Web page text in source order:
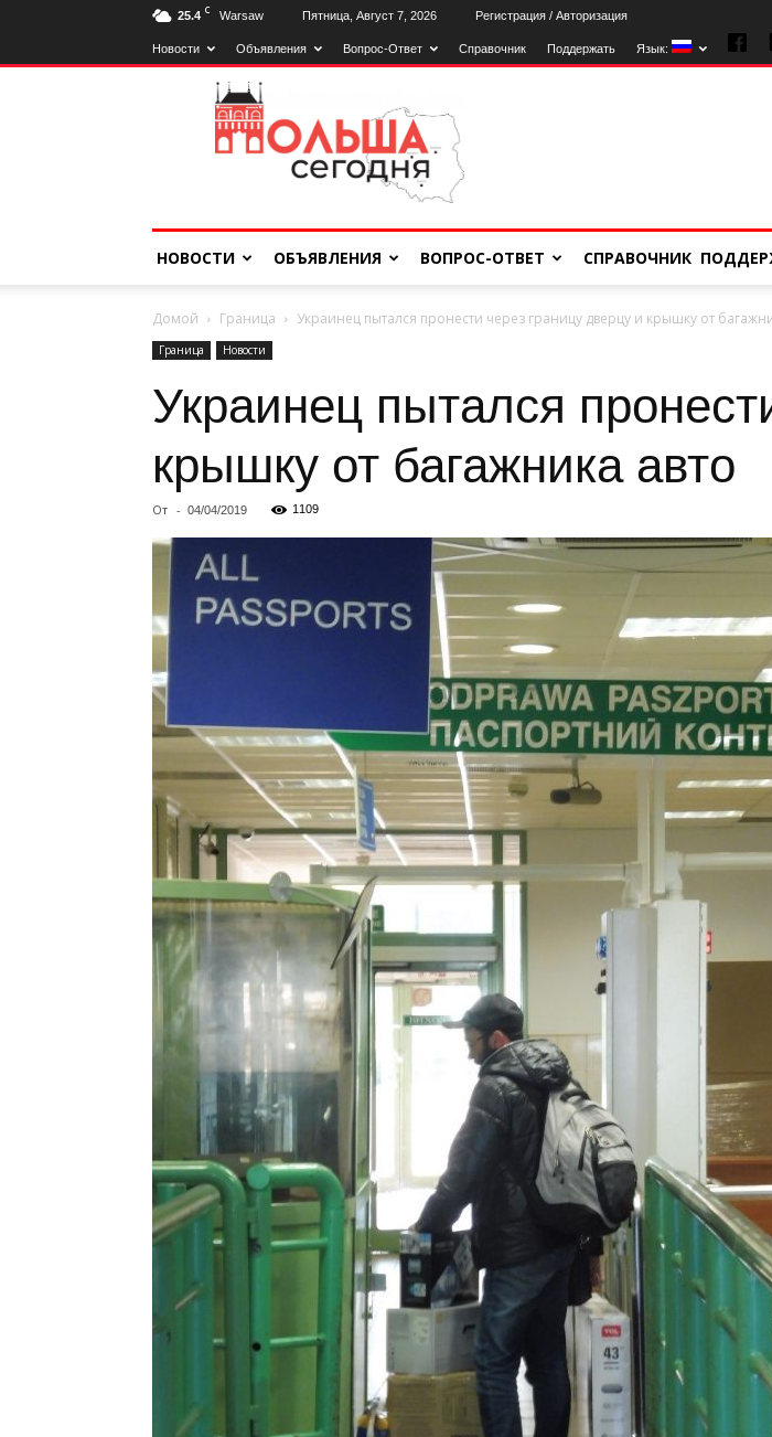
25.4 C Warsaw Пятница, Август 7, 2026 Регистрация / Авторизация
Новости Объявления Вопрос-Ответ Справочник Поддержать Язык:
Польща
Сьогодні
НОВОСТИ ОБЪЯВЛЕНИЯ ВОПРОС-ОТВЕТ СПРАВОЧНИК
Домой Граница Украинец пытался пронести через границу дверцу и крышку от
Граница Новости
Украинец пытался
крышку от багажника авто
От - 04/04/2019 1109